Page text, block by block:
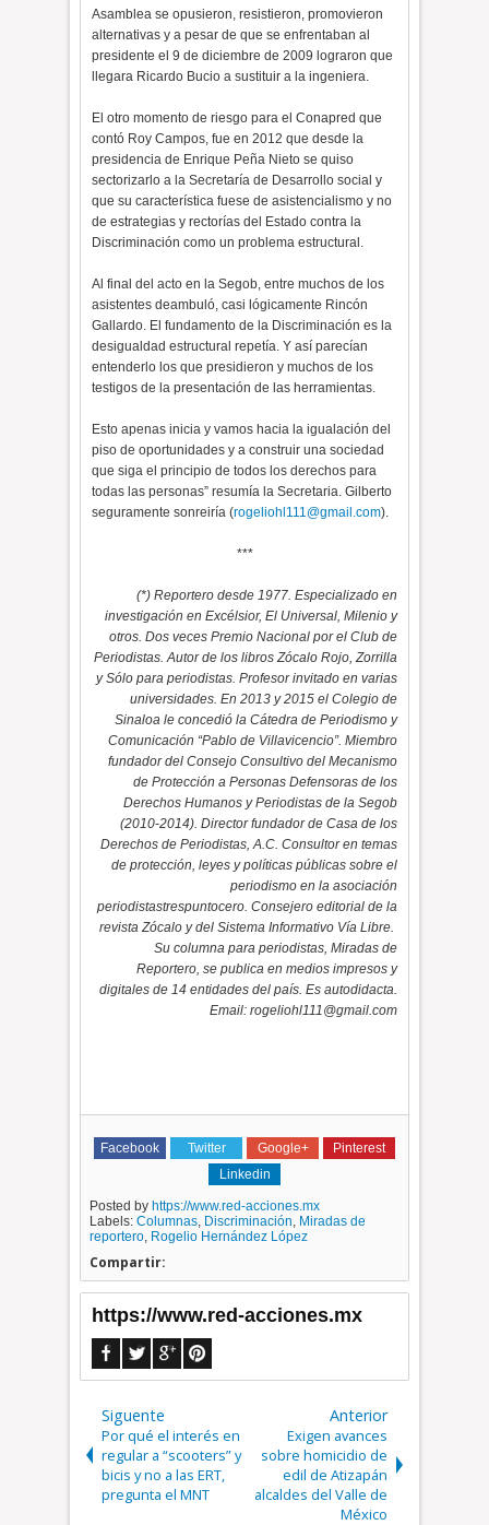
Asamblea se opusieron, resistieron, promovieron
alternativas y a pesar de que se enfrentaban al
presidente el 9 de diciembre de 2009 lograron que
llegara Ricardo Bucio a sustituir a la ingeniera.
El otro momento de riesgo para el Conapred que
contó Roy Campos, fue en 2012 que desde la
presidencia de Enrique Peña Nieto se quiso
sectorizarlo a la Secretaría de Desarrollo social y
que su característica fuese de asistencialismo y no
de estrategias y rectorías del Estado contra la
Discriminación como un problema estructural.
Al final del acto en la Segob, entre muchos de los
asistentes deambuló, casi lógicamente Rincón
Gallardo. El fundamento de la Discriminación es la
desigualdad estructural repetía. Y así parecían
entenderlo los que presidieron y muchos de los
testigos de la presentación de las herramientas.
Esto apenas inicia y vamos hacia la igualación del
piso de oportunidades y a construir una sociedad
que siga el principio de todos los derechos para
todas las personas” resumía la Secretaria. Gilberto
seguramente sonreiría (rogeliohl111@gmail.com).
***
(*) Reportero desde 1977. Especializado en
investigación en Excélsior, El Universal, Milenio y
otros. Dos veces Premio Nacional por el Club de
Periodistas. Autor de los libros Zócalo Rojo, Zorrilla
y Sólo para periodistas. Profesor invitado en varias
universidades. En 2013 y 2015 el Colegio de
Sinaloa le concedió la Cátedra de Periodismo y
Comunicación “Pablo de Villavicencio”. Miembro
fundador del Consejo Consultivo del Mecanismo
de Protección a Personas Defensoras de los
Derechos Humanos y Periodistas de la Segob
(2010-2014). Director fundador de Casa de los
Derechos de Periodistas, A.C. Consultor en temas
de protección, leyes y políticas públicas sobre el
periodismo en la asociación
periodistastrespuntocero. Consejero editorial de la
revista Zócalo y del Sistema Informativo Vía Libre.
Su columna para periodistas, Miradas de
Reportero, se publica en medios impresos y
digitales de 14 entidades del país. Es autodidacta.
Email: rogeliohl111@gmail.com
Facebook Twitter Google+
Pinterest
Linkedin
Posted by https://www.red-acciones.mx
Labels:Columnas, Discriminación, Miradas de
reportero, Rogelio Hernández López
Compartir:
https://www.red-acciones.mx
Siguente
Por qué el interés en
regular a “scooters” y
bicis y no a las ERT,
pregunta el MNT
Anterior
Exigen avances
sobre homicidio de
edil de Atizapán
alcaldes del Valle de
México